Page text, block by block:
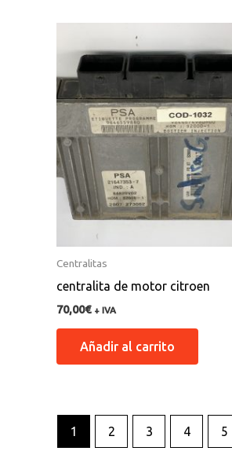
Centralitas
centralita de motor citroen
70,00€ + IVA
Añadir al carrito
1 2 3 4 5